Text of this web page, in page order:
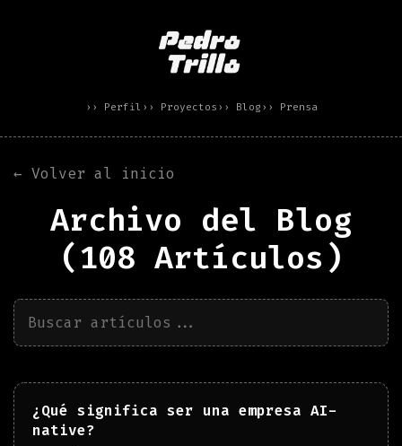
›› Perfil ›› Proyectos ›› Blog ›› Prensa
← Volver al inicio
Archivo del Blog
(108 Artículos)
¿Qué significa ser una empresa AI-
native?